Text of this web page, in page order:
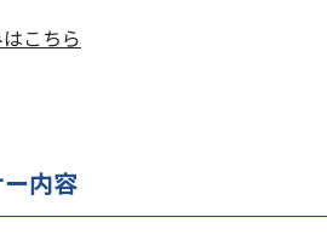
こちら
内容